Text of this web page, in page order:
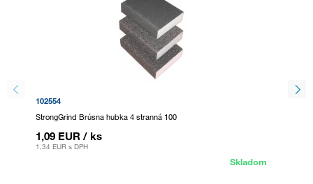
102554
StrongGrind Brúsna hubka 4 stranná 100
1,09 EUR / ks
1,34 EUR s DPH
Skladom